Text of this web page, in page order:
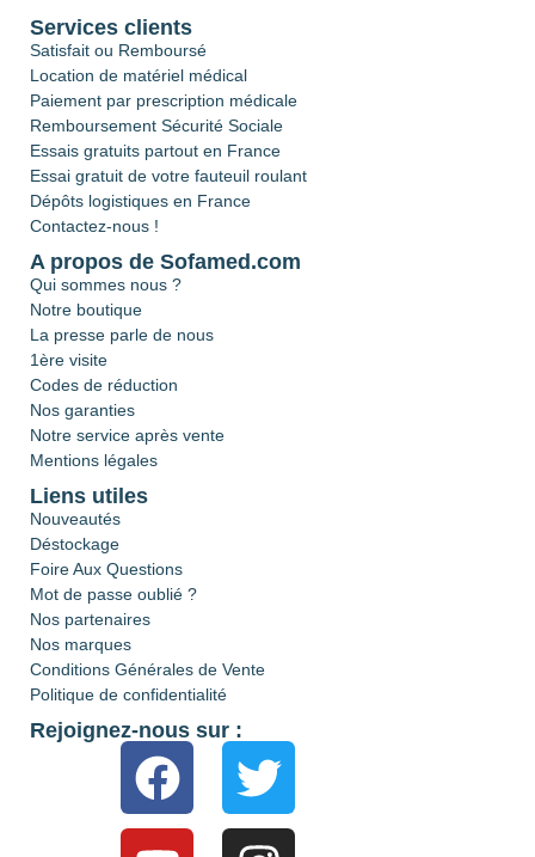
Services clients
Satisfait ou Remboursé
Location de matériel médical
Paiement par prescription médicale
Remboursement Sécurité Sociale
Essais gratuits partout en France
Essai gratuit de votre fauteuil roulant
Dépôts logistiques en France
Contactez-nous !
A propos de Sofamed.com
Qui sommes nous ?
Notre boutique
La presse parle de nous
1ère visite
Codes de réduction
Nos garanties
Notre service après vente
Mentions légales
Liens utiles
Nouveautés
Déstockage
Foire Aux Questions
Mot de passe oublié ?
Nos partenaires
Nos marques
Conditions Générales de Vente
Politique de confidentialité
Rejoignez-nous sur :